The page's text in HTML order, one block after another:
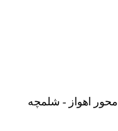
محور اهواز - شلمچه